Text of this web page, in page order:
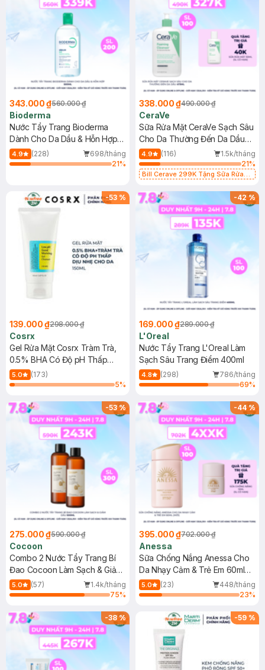
343.000 ₫560.000 ₫
Bioderma
Nước Tẩy Trang Bioderma
Dành Cho Da Dầu & Hỗn Hợp
500ml
4.9 (228)
698/tháng
21%
338.000 ₫490.000 ₫
CeraVe
Sữa Rửa Mặt CeraVe Sạch Sâu
Cho Da Thường Đến Da Dầu
473ml
4.9 (116)
1.5k/tháng
21%
Bill Cerave 299K Tặng Sữa Rửa
-53 %
139.000 ₫298.000 ₫
Cosrx
Gel Rửa Mặt Cosrx Tràm Trà,
0.5% BHA Có Độ pH Thấp
150ml
5.0
(173)
5%
-42%
169.000 ₫289.000 ₫
L'Oreal
Nước Tẩy Trang L'Oreal Làm
Sạch Sâu Trang Điểm 400ml
4.8 (298)
786/tháng
69%
-53%
275.000 ₫590.000 ₫
Cocoon
Combo 2 Nước Tẩy Trang Bí
Đao Cocoon Làm Sạch & Giảm
Dầu 500ml
5.0 (57)
1.4k/tháng
75%
-44%
395.000 ₫702.000 ₫
Anessa
Sữa Chống Nắng Anessa Cho
Da Nhạy Cảm & Trẻ Em 60ml
(Mới)
5.0 (23)
448/tháng
23%
-38% -59 %